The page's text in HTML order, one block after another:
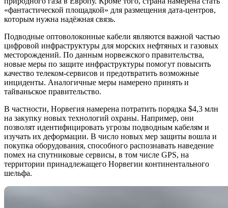
«фантастической площадкой» для размещения дата-центров,
которым нужна надёжная связь.
Подводные оптоволоконные кабели являются важной частью
цифровой инфраструктуры для морских нефтяных и газовых
месторождений. По данным норвежского правительства,
новые меры по защите инфраструктуры помогут повысить
качество телеком-сервисов и предотвратить возможные
инциденты. Аналогичные меры намерено принять и
тайваньское правительство.
В частности, Норвегия намерена потратить порядка $4,3 млн
на закупку новых технологий охраны. Например, они
позволят идентифицировать угрозы подводным кабелям и
изучать их деформации. В число новых мер защиты вошла и
покупка оборудования, способного распознавать наведение
помех на спутниковые сервисы, в том числе GPS, на
территории принадлежащего Норвегии континентального
шельфа.